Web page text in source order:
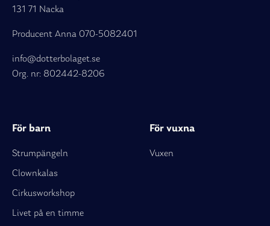
131 71 Nacka
Producent Anna 070-5082401
info@dotterbolaget.se
Org. nr: 802442-8206
För barn
Strumpängeln
Clownkalas
Cirkusworkshop
Livet på en timme
För vuxna
Vuxen